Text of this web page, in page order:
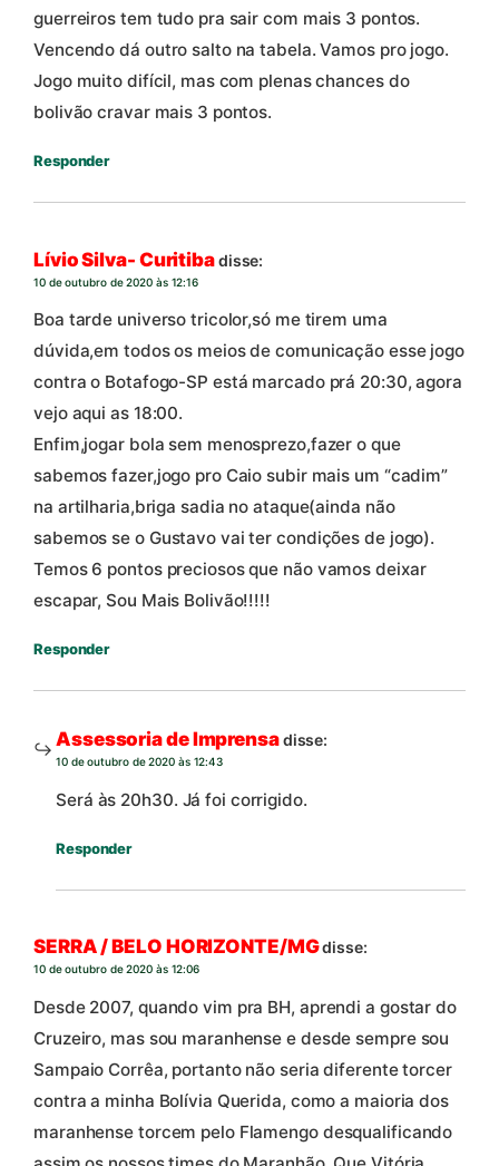
guerreiros tem tudo pra sair com mais 3 pontos.
Vencendo dá outro salto na tabela. Vamos pro jogo.
Jogo muito difícil, mas com plenas chances do
bolivão cravar mais 3 pontos.
Responder
Lívio Silva- Curitibadisse:
10 de outubro de 2020 às 12:16
Boa tarde universo tricolor,só me tirem uma
dúvida,em todos os meios de comunicação esse jogo
contra o Botafogo-SP está marcado prá 20:30, agora
vejo aqui as 18:00.
Enfim,jogar bola sem menosprezo,fazer o que
sabemos fazer,jogo pro Caio subir mais um “cadim”
na artilharia,briga sadia no ataque(ainda não
sabemos se o Gustavo vai ter condições de jogo).
Temos 6 pontos preciosos que não vamos deixar
escapar, Sou Mais Bolivão!!!!!
Responder
Assessoria de Imprensadisse:
10 de outubro de 2020 às 12:43
Será às 20h30. Já foi corrigido.
Responder
SERRA / BELO HORIZONTE/MGdisse:
10 de outubro de 2020 às 12:06
Desde 2007, quando vim pra BH, aprendi a gostar do
Cruzeiro, mas sou maranhense e desde sempre sou
Sampaio Corrêa, portanto não seria diferente torcer
contra a minha Bolívia Querida, como a maioria dos
maranhense torcem pelo Flamengo desqualificando